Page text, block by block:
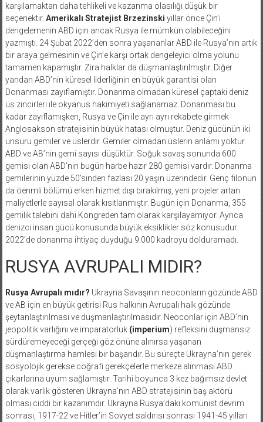
karşılamaktan daha tehlikeli ve kazanma olasılığı düşük bir
seçenektir. Amerikalı Stratejist Brzezinski yıllar önce Çin’i
dengelemenin ABD için ancak Rusya ile mümkün olabileceğini
yazmıştı. 24 Şubat 2022’den sonra yaşananlar ABD ile Rusya’nın artık
bir araya gelmesinin ve Çin’e karşı ortak dengeleyici olma yolunu
tamamen kapamıştır. Zira halklar da düşmanlaştırılmıştır. Diğer
yandan ABD’nin küresel liderliğinin en büyük garantisi olan
Donanması zayıflamıştır. Donanma olmadan küresel çaptaki deniz
üs zincirleri ile okyanus hakimiyeti sağlanamaz. Donanması bu
kadar zayıflamışken, Rusya ve Çin ile ayrı ayrı rekabete girmek
Anglosakson stratejisinin büyük hatası olmuştur. Deniz gücünün iki
unsuru gemiler ve üslerdir. Gemiler olmadan üslerin anlamı yoktur.
ABD ve AB’nin gemi sayısı düşüktür. Soğuk savaş sonunda 600
gemisi olan ABD’nin bugün harbe hazır 280 gemisi vardır. Donanma
gemilerinin yüzde 50’sinden fazlası 20 yaşın üzerindedir. Genç filonun
da öenmli bölümü erken hizmet dışı bırakılmış, yeni projeler artan
maliyetlerle sayısal olarak kısıtlanmıştır. Bugün için Donanma, 355
gemilik talebini dahi Kongreden tam olarak karşılayamıyor. Ayrıca
denizci insan gücü konusunda büyük eksiklikler söz konusudur.
2022’de donanma ihtiyaç duyduğu 9.000 kadroyu dolduramadı.
RUSYA AVRUPALI MIDIR?
Rusya Avrupalı mıdır? Ukrayna Savaşının neoconların gözünde ABD
ve AB için en büyük getirisi Rus halkının Avrupalı halk gözünde
şeytanlaştırılması ve düşmanlaştırılmasıdır. Neoconlar için ABD’nin
jeopolitik varlığını ve imparatorluk (imperium) refleksini düşmansız
sürdüremeyeceği gerçeği göz önüne alınırsa yaşanan
düşmanlaştırma hamlesi bir başarıdır. Bu süreçte Ukrayna’nın gerek
sosyolojik gerekse coğrafi gerekçelerle merkeze alınması ABD
çıkarlarına uyum sağlamıştır. Tarihi boyunca 3 kez bağımsız devlet
olarak varlık gösteren Ukrayna’nın ABD stratejisinin baş aktörü
olması ciddi bir kazanımdır. Ukrayna Rusya’daki komünist devrim
sonrası, 1917-22 ve Hitler’in Sovyet saldırısı sonrası 1941-45 yılları